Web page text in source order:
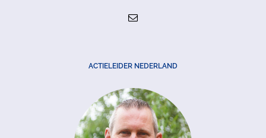
ACTIELEIDER NEDERLAND